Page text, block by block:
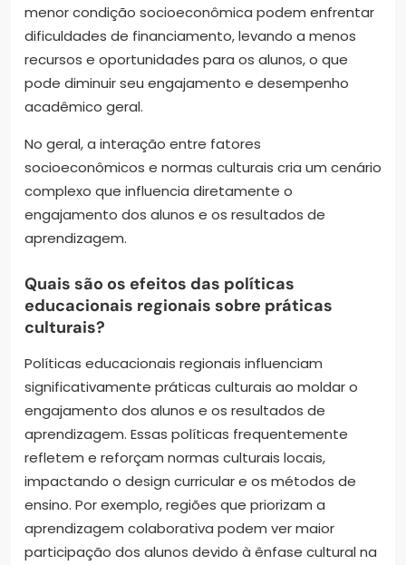
menor condição socioeconômica podem enfrentar
dificuldades de financiamento, levando a menos
recursos e oportunidades para os alunos, o que
pode diminuir seu engajamento e desempenho
acadêmico geral.
No geral, a interação entre fatores
socioeconômicos e normas culturais cria um cenário
complexo que influencia diretamente o
engajamento dos alunos e os resultados de
aprendizagem.
Quais são os efeitos das políticas
educacionais regionais sobre práticas
culturais?
Políticas educacionais regionais influenciam
significativamente práticas culturais ao moldar o
engajamento dos alunos e os resultados de
aprendizagem. Essas políticas frequentemente
refletem e reforçam normas culturais locais,
impactando o design curricular e os métodos de
ensino. Por exemplo, regiões que priorizam a
aprendizagem colaborativa podem ver maior
participação dos alunos devido à ênfase cultural na